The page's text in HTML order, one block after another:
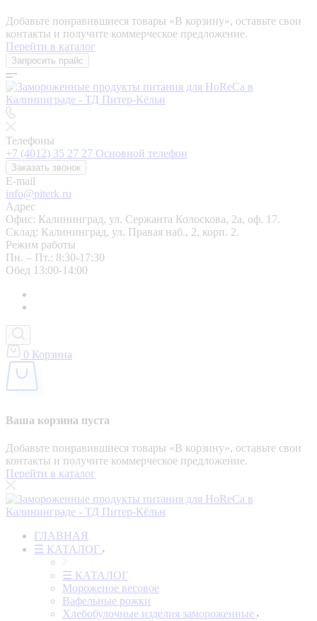
Добавьте понравившиеся товары «‎В корзину»‎, оставьте свои
контакты и получите коммерческое предложение.
Перейти в каталог
Запросить прайс
Телефоны
+7 (4012) 35 27 27 Основной телефон
Заказать звонок
E-mail
info@piterk.ru
Адрес
Офис: Калининград, ул. Сержанта Колоскова, 2а, оф. 17.
Склад: Калининград, ул. Правая наб., 2, корп. 2.
Режим работы
Пн. – Пт.: 8:30-17:30
Обед 13:00-14:00
0 Корзина
Ваша корзина пуста
Добавьте понравившиеся товары «‎В корзину»‎, оставьте свои
контакты и получите коммерческое предложение.
Перейти в каталог
ГЛАВНАЯ
☰ КАТАЛОГ
☰ КАТАЛОГ
Мороженое весовое
Вафельные рожки
Хлебобулочные изделия замороженные